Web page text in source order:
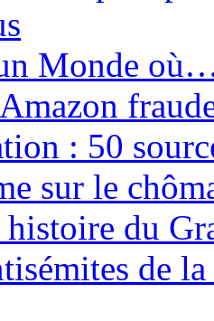
Monde
: 50
sur le
histoire du
de